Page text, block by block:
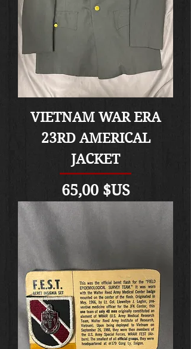
VIETNAM WAR ERA
23RD AMERICAL
JACKET
Prix
65,00 $US